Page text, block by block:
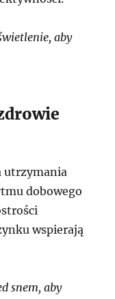
aby
utrzymania
dobowego
wspierają
snem, aby